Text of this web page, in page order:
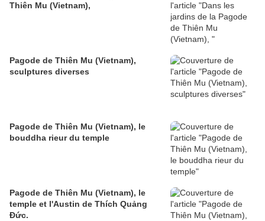
Thiên Mu (Vietnam),
Pagode de Thiên Mu (Vietnam),
sculptures diverses
Pagode de Thiên Mu (Vietnam), le
bouddha rieur du temple
Pagode de Thiên Mu (Vietnam), le
temple et l'Austin de Thích Quảng
Đức.